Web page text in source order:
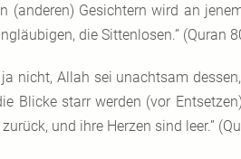
(anderen) Gesichtern wird an
die Sittenlosen.” (Quran
ja nicht, Allah sei unachtsam
Blicke starr werden (vor
und ihre Herzen sind leer.”